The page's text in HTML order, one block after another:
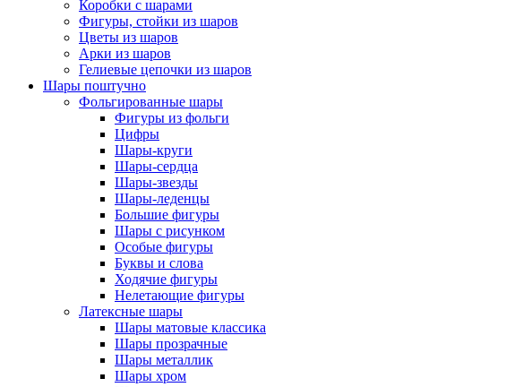
Коробки с шарами
Фигуры, стойки из шаров
Цветы из шаров
Арки из шаров
Гелиевые цепочки из шаров
Шары поштучно
Фольгированные шары
Фигуры из фольги
Цифры
Шары-круги
Шары-сердца
Шары-звезды
Шары-леденцы
Большие фигуры
Шары с рисунком
Особые фигуры
Буквы и слова
Ходячие фигуры
Нелетающие фигуры
Латексные шары
Шары матовые классика
Шары прозрачные
Шары металлик
Шары хром